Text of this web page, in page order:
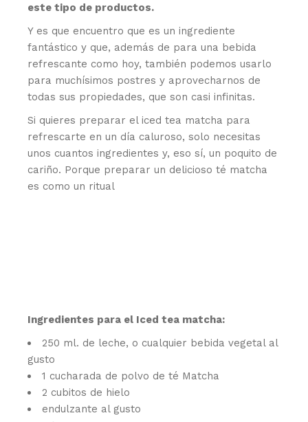
este tipo de productos.
Y es que encuentro que es un ingrediente
fantástico y que, además de para una bebida
refrescante como hoy, también podemos usarlo
para muchísimos postres y aprovecharnos de
todas sus propiedades, que son casi infinitas.
Si quieres preparar el iced tea matcha para
refrescarte en un día caluroso, solo necesitas
unos cuantos ingredientes y, eso sí, un poquito de
cariño. Porque preparar un delicioso té matcha
es como un ritual
Ingredientes para el Iced tea matcha:
250 ml. de leche, o cualquier bebida vegetal al
gusto
1 cucharada de polvo de té Matcha
2 cubitos de hielo
endulzante al gusto